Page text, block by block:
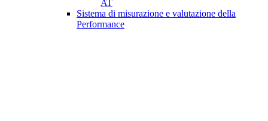
AT
Sistema di misurazione e valutazione della
Performance